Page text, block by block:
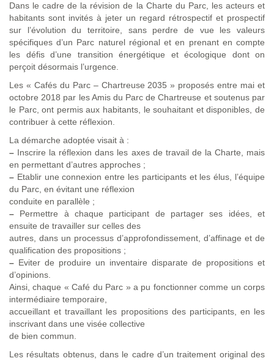
Dans le cadre de la révision de la Charte du Parc, les acteurs et
habitants sont invités à jeter un regard rétrospectif et prospectif
sur l’évolution du territoire, sans perdre de vue les valeurs
spécifiques d’un Parc naturel régional et en prenant en compte
les défis d’une transition énergétique et écologique dont on
perçoit désormais l’urgence.
Les « Cafés du Parc – Chartreuse 2035 » proposés entre mai et
octobre 2018 par les Amis du Parc de Chartreuse et soutenus par
le Parc, ont permis aux habitants, le souhaitant et disponibles, de
contribuer à cette réflexion.
La démarche adoptée visait à :
– Inscrire la réflexion dans les axes de travail de la Charte, mais
en permettant d’autres approches ;
– Etablir une connexion entre les participants et les élus, l’équipe
du Parc, en évitant une réflexion
conduite en parallèle ;
– Permettre à chaque participant de partager ses idées, et
ensuite de travailler sur celles des
autres, dans un processus d’approfondissement, d’affinage et de
qualification des propositions ;
– Eviter de produire un inventaire disparate de propositions et
d’opinions.
Ainsi, chaque « Café du Parc » a pu fonctionner comme un corps
intermédiaire temporaire,
accueillant et travaillant les propositions des participants, en les
inscrivant dans une visée collective
de bien commun.
Les résultats obtenus, dans le cadre d’un traitement original des